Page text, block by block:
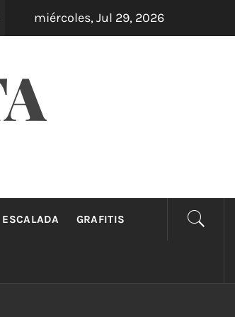
Negra: el unipersonal que se ríe de los
miércoles, Jul 29, 2026
ESCALADA GRAFITIS